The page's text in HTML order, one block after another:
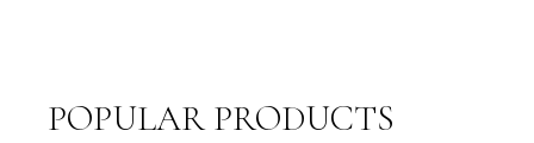
POPULAR PRODUCTS